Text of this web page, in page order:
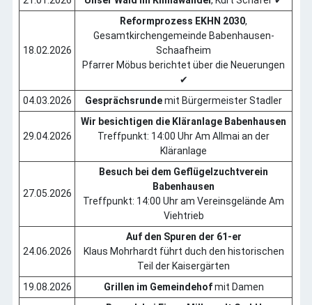
Stadtkirche
Impressum
18.02.2026
Reformprozess EKHN 2030,
Gesamtkirchengemeinde Babenhausen-
Schaafheim
Pfarrer Möbus berichtet über die Neuerungen
✔
04.03.2026
Gesprächsrundemit Bürgermeister Stadler
29.04.2026
Wir besichtigen die Kläranlage Babenhausen
Treffpunkt: 14:00 Uhr Am Allmai an der
Kläranlage
27.05.2026
Besuch bei dem Geflügelzuchtverein
Babenhausen
Treffpunkt: 14:00 Uhr am Vereinsgelände Am
Viehtrieb
24.06.2026
Auf den Spuren der 61-er
Klaus Mohrhardt führt duch den historischen
Teil der Kaisergärten
19.08.2026
Grillen im Gemeindehofmit Damen